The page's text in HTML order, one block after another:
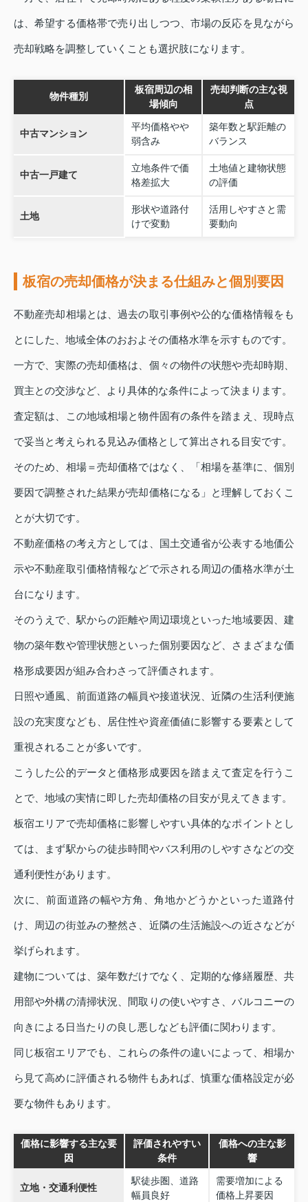
は、希望する価格帯で売り出しつつ、市場の反応を見ながら
売却戦略を調整していくことも選択肢になります。
物件種別
板宿周辺の相
場傾向
売却判断の主な視
点
中古マンション
平均価格やや
弱含み
築年数と駅距離の
バランス
中古一戸建て
立地条件で価
格差拡大
土地値と建物状態
の評価
土地
形状や道路付
けで変動
活用しやすさと需
要動向
板宿の売却価格が決まる仕組みと個別要因
不動産売却相場とは、過去の取引事例や公的な価格情報をも
とにした、地域全体のおおよその価格水準を示すものです。
一方で、実際の売却価格は、個々の物件の状態や売却時期、
買主との交渉など、より具体的な条件によって決まります。
査定額は、この地域相場と物件固有の条件を踏まえ、現時点
で妥当と考えられる見込み価格として算出される目安です。
そのため、相場＝売却価格ではなく、「相場を基準に、個別
要因で調整された結果が売却価格になる」と理解しておくこ
とが大切です。
不動産価格の考え方としては、国土交通省が公表する地価公
示や不動産取引価格情報などで示される周辺の価格水準が土
台になります。
そのうえで、駅からの距離や周辺環境といった地域要因、建
物の築年数や管理状態といった個別要因など、さまざまな価
格形成要因が組み合わさって評価されます。
日照や通風、前面道路の幅員や接道状況、近隣の生活利便施
設の充実度なども、居住性や資産価値に影響する要素として
重視されることが多いです。
こうした公的データと価格形成要因を踏まえて査定を行うこ
とで、地域の実情に即した売却価格の目安が見えてきます。
板宿エリアで売却価格に影響しやすい具体的なポイントとし
ては、まず駅からの徒歩時間やバス利用のしやすさなどの交
通利便性があります。
次に、前面道路の幅や方角、角地かどうかといった道路付
け、周辺の街並みの整然さ、近隣の生活施設への近さなどが
挙げられます。
建物については、築年数だけでなく、定期的な修繕履歴、共
用部や外構の清掃状況、間取りの使いやすさ、バルコニーの
向きによる日当たりの良し悪しなども評価に関わります。
同じ板宿エリアでも、これらの条件の違いによって、相場か
ら見て高めに評価される物件もあれば、慎重な価格設定が必
要な物件もあります。
価格に影響する主な要
因
評価されやすい
条件
価格への主な影
響
立地・交通利便性
駅徒歩圏、道路
幅員良好
需要増加による
価格上昇要因